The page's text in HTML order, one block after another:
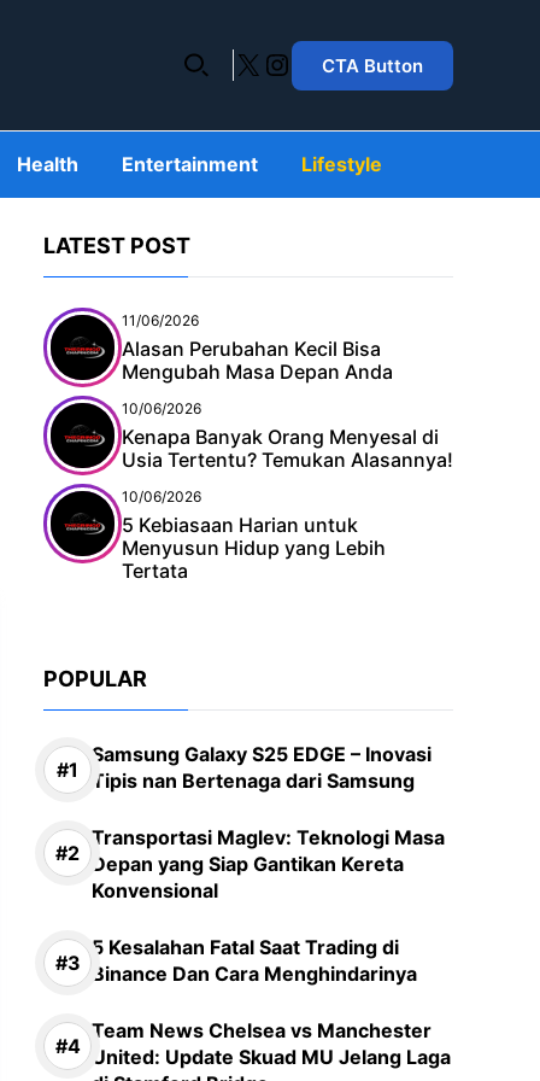
X Instagram
CTA Button
Health Entertainment Lifestyle
LATEST POST
11/06/2026
Alasan Perubahan Kecil Bisa
Mengubah Masa Depan Anda
10/06/2026
Kenapa Banyak Orang Menyesal di
Usia Tertentu? Temukan Alasannya!
10/06/2026
5 Kebiasaan Harian untuk
Menyusun Hidup yang Lebih
Tertata
POPULAR
Samsung Galaxy S25 EDGE – Inovasi
Tipis nan Bertenaga dari Samsung
Transportasi Maglev: Teknologi Masa
Depan yang Siap Gantikan Kereta
Konvensional
5 Kesalahan Fatal Saat Trading di
Binance Dan Cara Menghindarinya
Team News Chelsea vs Manchester
United: Update Skuad MU Jelang Laga